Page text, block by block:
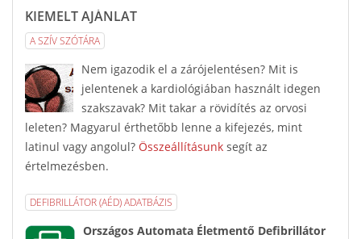
KIEMELT AJÁNLAT
A SZÍV SZÓTÁRA
Nem igazodik el a zárójelentésen? Mit is
jelentenek a kardiológiában használt idegen
szakszavak? Mit takar a rövidítés az orvosi
leleten? Magyarul érthetőbb lenne a kifejezés, mint
latinul vagy angolul? Összeállításunk segít az
értelmezésben.
DEFIBRILLÁTOR (AÉD) ADATBÁZIS
Országos Automata Életmentő Defibrillátor